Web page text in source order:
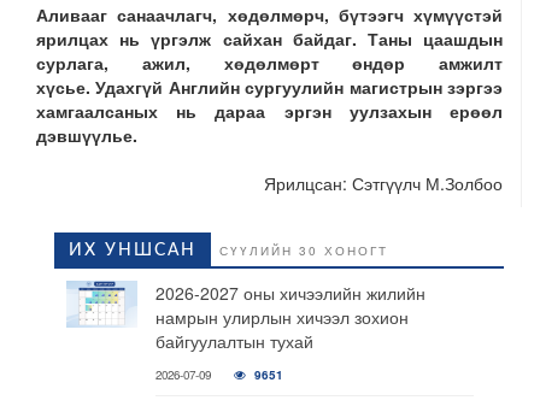
Аливааг санаачлагч, хөдөлмөрч, бүтээгч хүмүүстэй
ярилцах нь үргэлж сайхан байдаг. Таны цаашдын
сурлага, ажил, хөдөлмөрт өндөр амжилт
хүсье. Удахгүй Английн сургуулийн магистрын зэргээ
хамгаалсаных нь дараа эргэн уулзахын ерөөл
дэвшүүлье.
Ярилцсан: Сэтгүүлч М.Золбоо
ИХ УНШСАН СҮҮЛИЙН 30 ХОНОГТ
2026-2027 оны хичээлийн жилийн
намрын улирлын хичээл зохион
байгуулалтын тухай
2026-07-09 9651